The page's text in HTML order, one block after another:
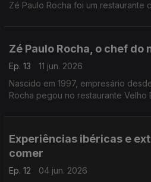
Zé Paulo Rocha foi um restaurante
Zé Paulo Rocha, o chef do
Ep. 13
11 jun. 2026
Nascido em 1997, empresário
Rocha pegou no restaurante Velho
Experiências ibéricas e
comer
Ep. 12
04 jun. 2026